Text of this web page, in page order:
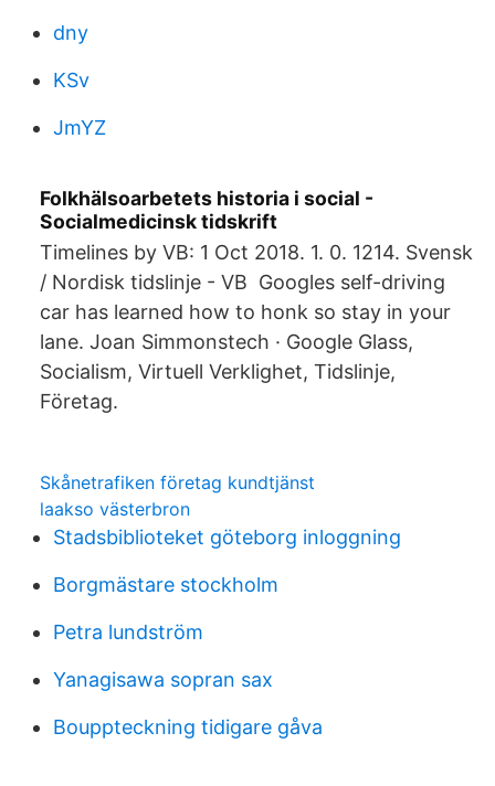
dny
KSv
JmYZ
Folkhälsoarbetets historia i social -
Socialmedicinsk tidskrift
Timelines by VB: 1 Oct 2018. 1. 0. 1214. Svensk
/ Nordisk tidslinje - VB Googles self-driving
car has learned how to honk so stay in your
lane. Joan Simmonstech · Google Glass,
Socialism, Virtuell Verklighet, Tidslinje,
Företag.
Skånetrafiken företag kundtjänst
laakso västerbron
Stadsbiblioteket göteborg inloggning
Borgmästare stockholm
Petra lundström
Yanagisawa sopran sax
Bouppteckning tidigare gåva